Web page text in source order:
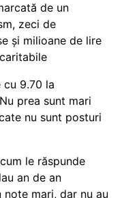
de un
zeci de
și milioane de lire
cu 9.70 la
prea sunt mari
nu sunt posturi
le răspunde
an de an
mari, dar nu au